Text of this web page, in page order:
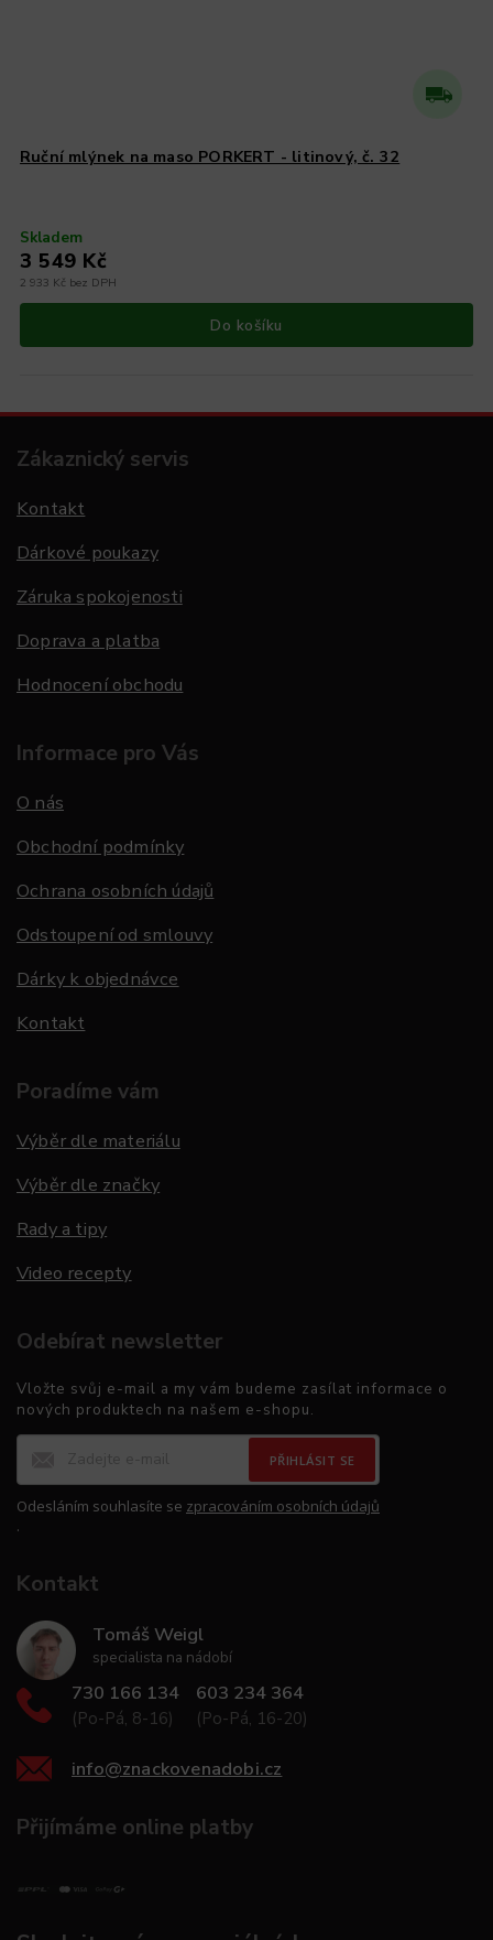
Ruční mlýnek na maso PORKERT - litinový, č. 32
Skladem
2 933 Kč bez DPH
3 549 Kč
Do košíku
Zákaznický servis
Kontakt
Dárkové poukazy
Záruka spokojenosti
Doprava a platba
Hodnocení obchodu
Informace pro Vás
O nás
Obchodní podmínky
Ochrana osobních údajů
Odstoupení od smlouvy
Dárky k objednávce
Kontakt
Poradíme vám
Výběr dle materiálu
Výběr dle značky
Rady a tipy
Video recepty
Odebírat newsletter
Vložte svůj e-mail a my vám budeme zasílat informace o
nových produktech na našem e-shopu.
PŘIHLÁSIT SE
Odesláním souhlasíte se zpracováním osobních údajů
.
Kontakt
Tomáš Weigl
specialista na nádobí
730 166 134
(Po-Pá, 8-16)
603 234 364
(Po-Pá, 16-20)
info@znackovenadobi.cz
Přijímáme online platby